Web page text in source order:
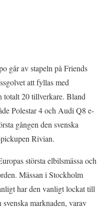
går av stapeln på Friends
att fyllas med
totalt 20 tillverkare. Bland
Polestar 4 och Audi Q8 e-
gången den svenska
Rivian.
största elbilsmässa och
Mässan i Stockholm
har den vanligt lockat till
marknaden, varav